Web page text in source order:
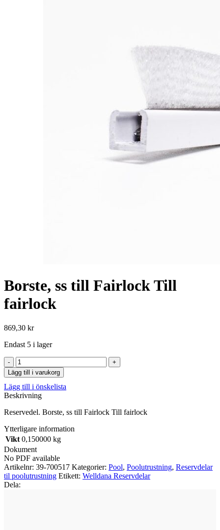
Borste, ss till Fairlock Till
fairlock
869,30 kr
Endast 5 i lager
Borste,
ss
till
Fairlock
Till
mängd
Lägg till i varukorg
Lägg till i önskelista
Beskrivning
Reservedel. Borste, ss till Fairlock Till fairlock
Ytterligare information
Vikt 0,150000 kg
Dokument
No PDF available
Artikelnr: 39-700517 Kategorier: Pool, Poolutrustning, Reservdelar
til poolutrustning Etikett: Welldana Reservdelar
Dela: